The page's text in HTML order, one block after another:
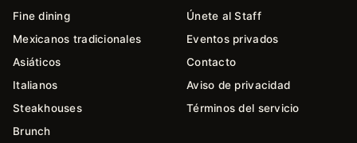
Fine dining
Mexicanos tradicionales
Asiáticos
Italianos
Steakhouses
Brunch
Únete al Staff
Eventos privados
Contacto
Aviso de privacidad
Términos del servicio